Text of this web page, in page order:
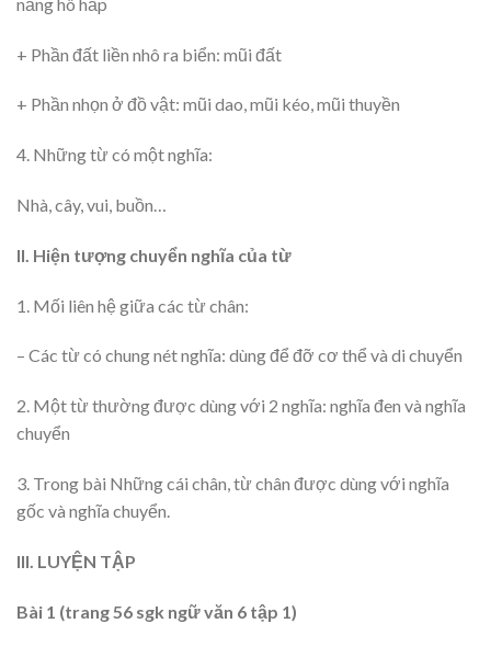
+ Phần đất liền nhô ra biển: mũi đất
+ Phần nhọn ở đồ vật: mũi dao, mũi kéo, mũi thuyền
4. Những từ có một nghĩa:
Nhà, cây, vui, buồn…
II. Hiện tượng chuyển nghĩa của từ
1. Mối liên hệ giữa các từ chân:
– Các từ có chung nét nghĩa: dùng để đỡ cơ thể và di chuyển
2. Một từ thường được dùng với 2 nghĩa: nghĩa đen và nghĩa
chuyển
3. Trong bài Những cái chân, từ chân được dùng với nghĩa
gốc và nghĩa chuyển.
III. LUYỆN TẬP
Bài 1 (trang 56 sgk ngữ văn 6 tập 1)